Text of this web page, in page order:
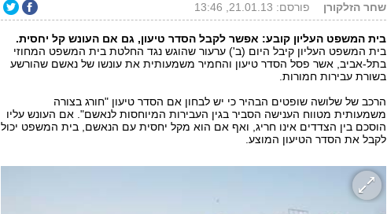
שחר הזלקורן פורסם: 21.01.13, 13:46
בית המשפט העליון קובע: אפשר לקבל הסדר טיעון, גם אם העונש קל יחסית.
בית המשפט העליון קיבל היום (ב') ערעור שהוגש נגד החלטת בית המשפט המחוזי
בתל-אביב, אשר פסל הסדר טיעון והחמיר משמעותית את עונשו של נאשם שהורשע
בשורת עבירות חמורות.
הרכב של שלושה שופטים הבהיר כי יש לבחון אם הסדר טיעון "חורג בצורה
משמעותית מטווח הענישה הסביר בגין העבירות המיוחסות לנאשם". אם העונש עליו
הוסכם בין הצדדים אינו חריג, ואף אם הוא מקל יחסית עם הנאשם, בית המשפט יכול
לקבל את הסדר הטיעון המוצע.